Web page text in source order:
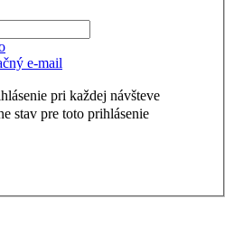
e-mail
pri každej návšteve
stav pre toto prihlásenie